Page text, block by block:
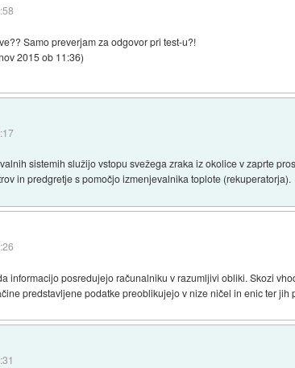
Samo preverjam za odgovor pri test-u?!
2015 ob 11:36)
sistemih služijo vstopu svežega zraka iz okolice v zaprte
in predgretje s pomočjo izmenjevalnika toplote (rekuperatorja).
informacijo posredujejo računalniku v razumljivi obliki. Skozi
predstavljene podatke preoblikujejo v nize ničel in enic ter jih